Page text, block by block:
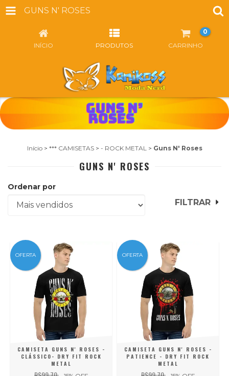
GUNS N' ROSES
INÍCIO PRODUTOS CARRINHO
0
Início > *** CAMISETAS > - ROCK METAL > Guns N' Roses
GUNS N' ROSES
Ordenar por
FILTRAR
OFERTA
CAMISETA GUNS N' ROSES -
CLÁSSICO- DRY FIT ROCK
METAL
OFERTA
CAMISETA GUNS N' ROSES -
PATIENCE - DRY FIT ROCK
METAL